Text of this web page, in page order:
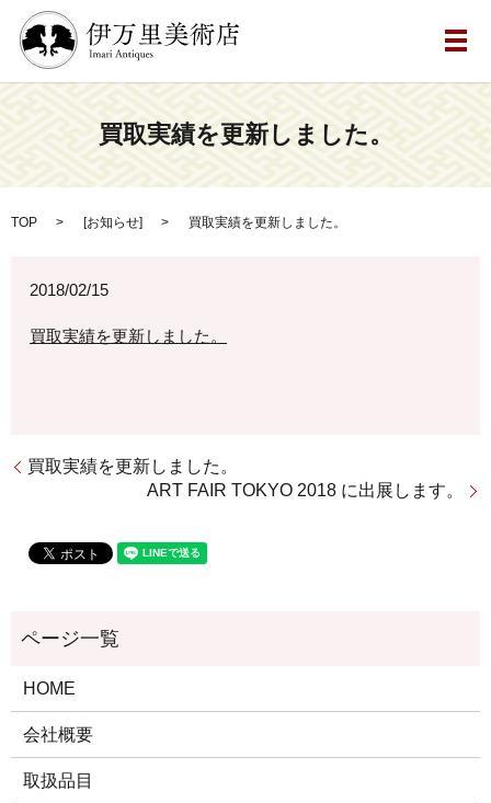
メ
買取実績を更新しました。
TOP [お知らせ] 買取実績を更新しました。
2018/02/15
買取実績を更新しました。
買取実績を更新しました。
ART FAIR TOKYO 2018 に出展します。
HOME
会社概要
取扱品目